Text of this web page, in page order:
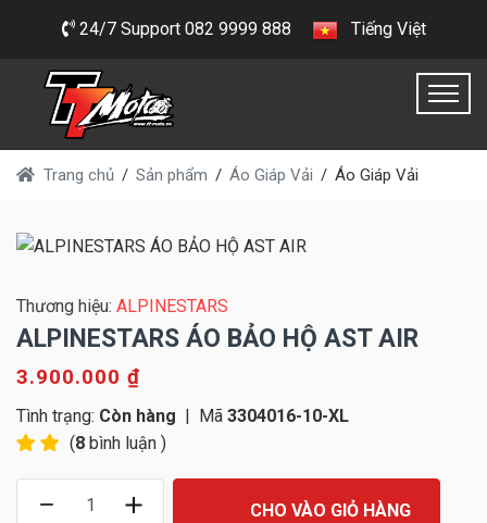
24/7 Support 082 9999 888 Tiếng Việt
Trang chủ Sản phẩm Áo Giáp Vải Áo Giáp Vải
Thương hiệu: ALPINESTARS
ALPINESTARS ÁO BẢO HỘ AST AIR
3.900.000 ₫
Tình trạng: Còn hàng Mã 3304016-10-XL
(8 bình luận )
CHO VÀO GIỎ HÀNG